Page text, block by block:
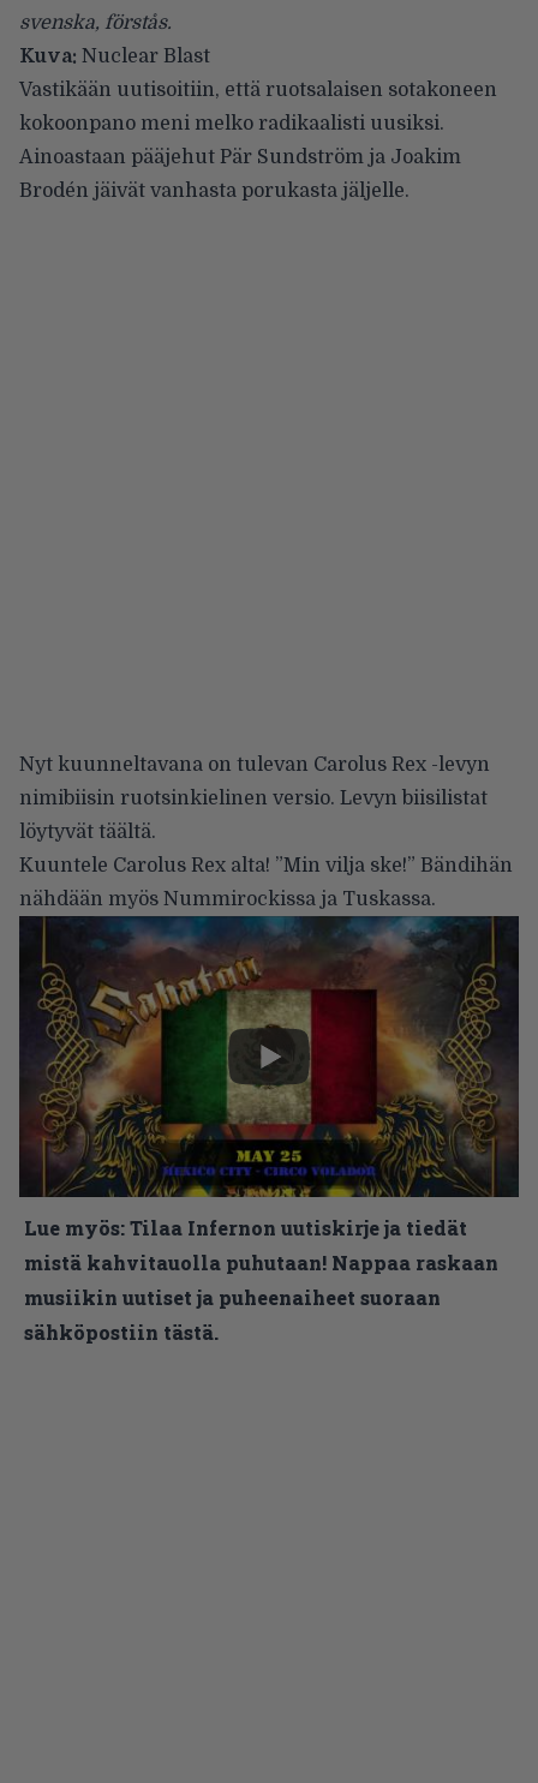
svenska, förstås.
Kuva: Nuclear Blast
Vastikään uutisoitiin, että ruotsalaisen sotakoneen
kokoonpano meni melko radikaalisti uusiksi.
Ainoastaan pääjehut Pär Sundström ja Joakim
Brodén jäivät vanhasta porukasta jäljelle.
Nyt kuunneltavana on tulevan Carolus Rex -levyn
nimibiisin ruotsinkielinen versio. Levyn biisilistat
löytyvät täältä.
Kuuntele Carolus Rex alta! ”Min vilja ske!” Bändihän
nähdään myös Nummirockissa ja Tuskassa.
Lue myös:Tilaa Infernon uutiskirje ja tiedät
mistä kahvitauolla puhutaan! Nappaa raskaan
musiikin uutiset ja puheenaiheet suoraan
sähköpostiin tästä.